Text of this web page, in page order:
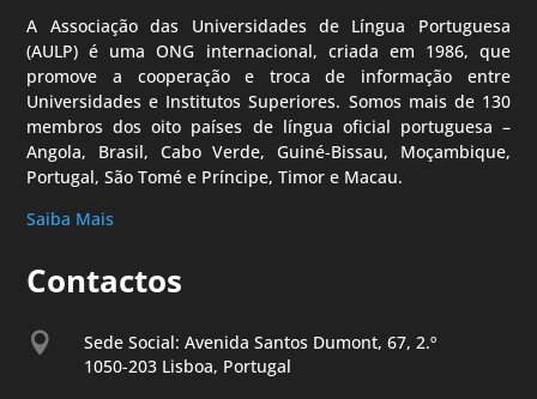
A Associação das Universidades de Língua Portuguesa
(AULP) é uma ONG internacional, criada em 1986, que
promove a cooperação e troca de informação entre
Universidades e Institutos Superiores. Somos mais de 130
membros dos oito países de língua oficial portuguesa –
Angola, Brasil, Cabo Verde, Guiné-Bissau, Moçambique,
Portugal, São Tomé e Príncipe, Timor e Macau.
Saiba Mais
Contactos

Sede Social: Avenida Santos Dumont, 67, 2.º
1050-203 Lisboa, Portugal